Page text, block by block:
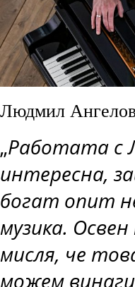
Людмил
„Работата с
интересна,
богат опит
музика.
мисля, че
можем